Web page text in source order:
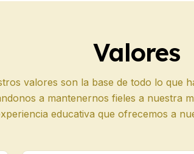
Valores
valores son la base de todo lo que
a mantenernos fieles a nuestra
educativa que ofrecemos a